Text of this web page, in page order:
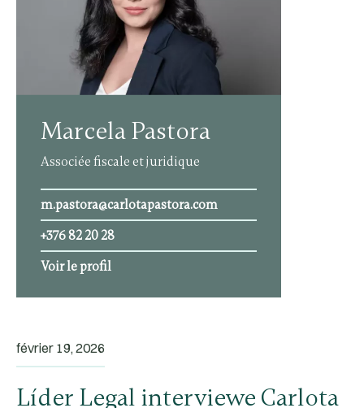
Marcela Pastora
Associée fiscale et juridique
m.pastora@carlotapastora.com
+376 82 20 28
Voir le profil
février 19, 2026
Líder Legal interviewe Carlota